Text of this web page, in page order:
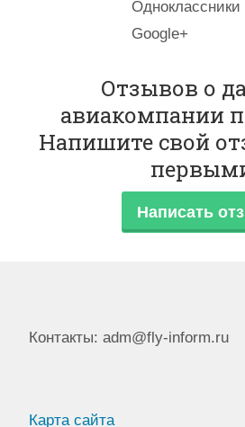
Одноклассники
Google+
Отзывов о
авиакомпании
Напишите свой
Написать
Контакты: adm@fly-inform.ru
Карта сайта